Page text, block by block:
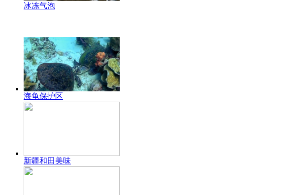
冰冻气泡
海龟保护区
新疆和田美味